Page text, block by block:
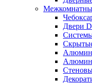
Двери